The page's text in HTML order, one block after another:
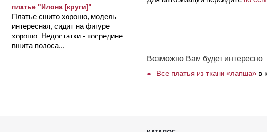
платье "Илона [круги]"
Платье сшито хорошо, модель
интересная, сидит на фигуре
хорошо. Недостатки - посредине
вшита полоса...
Возможно Вам будет интересно
Все платья из ткани «лапша» в